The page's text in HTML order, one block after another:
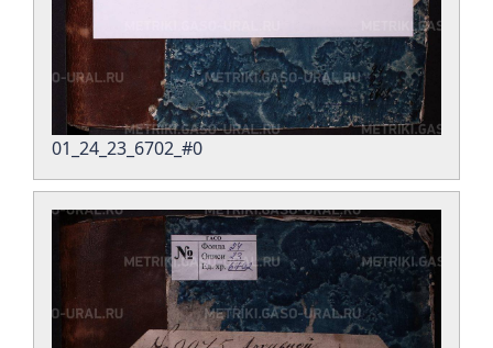
01_24_23_6702_#0